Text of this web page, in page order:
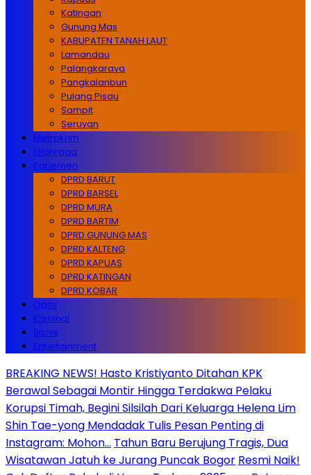
Katingan
Gunung Mas
KABUPATEN TANAH LAUT
Lamandau
Palangkaraya
Pangkalanbun
Pulang Pisau
Sampit
Seruyan
Metrokrim
Olahraga
Parlemen
DPRD BARUT
DPRD BARSEL
DPRD MURA
DPRD BARTIM
DPRD GUNUNG MAS
DPRD KALTENG
DPRD KAPUAS
DPRD KATINGAN
DPRD KOBAR
Opini
Kriminal
Bisnis
Entertainment
BREAKING NEWS! Hasto Kristiyanto Ditahan KPK
Berawal Sebagai Montir Hingga Terdakwa Pelaku
Korupsi Timah, Begini Silsilah Dari Keluarga Helena Lim
Shin Tae-yong Mendadak Tulis Pesan Penting di
Instagram: Mohon… Tahun Baru Berujung Tragis, Dua
Wisatawan Jatuh ke Jurang Puncak Bogor Resmi Naik!